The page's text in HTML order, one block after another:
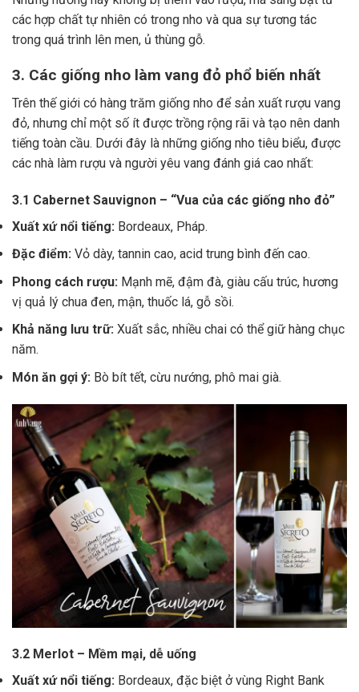
các hợp chất tự nhiên có trong nho và qua sự tương tác
trong quá trình lên men, ủ thùng gỗ.
3. Các giống nho làm vang đỏ phổ biến nhất
Trên thế giới có hàng trăm giống nho để sản xuất rượu vang
đỏ, nhưng chỉ một số ít được trồng rộng rãi và tạo nên danh
tiếng toàn cầu. Dưới đây là những giống nho tiêu biểu, được
các nhà làm rượu và người yêu vang đánh giá cao nhất:
3.1 Cabernet Sauvignon – “Vua của các giống nho đỏ”
Xuất xứ nổi tiếng: Bordeaux, Pháp.
Đặc điểm: Vỏ dày, tannin cao, acid trung bình đến cao.
Phong cách rượu: Mạnh mẽ, đậm đà, giàu cấu trúc, hương
vị quả lý chua đen, mận, thuốc lá, gỗ sồi.
Khả năng lưu trữ: Xuất sắc, nhiều chai có thể giữ hàng chục
năm.
Món ăn gợi ý: Bò bít tết, cừu nướng, phô mai già.
3.2 Merlot – Mềm mại, dễ uống
Xuất xứ nổi tiếng: Bordeaux, đặc biệt ở vùng Right Bank